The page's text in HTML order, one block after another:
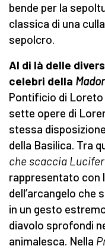
bende per la
classica di una
sepolcro.
Al di là delle
celebri della
Pontificio di Loreto
sette opere di
stessa
della Basilica. Tra
che scaccia
rappresentato con
dell’arcangelo che
in un gesto
diavolo sprofondi
animalesca. Nella